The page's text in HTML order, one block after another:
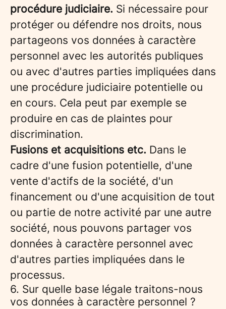
procédure judiciaire. Si nécessaire pour
protéger ou défendre nos droits, nous
partageons vos données à caractère
personnel avec les autorités publiques
ou avec d'autres parties impliquées dans
une procédure judiciaire potentielle ou
en cours. Cela peut par exemple se
produire en cas de plaintes pour
discrimination.
Fusions et acquisitions etc. Dans le
cadre d'une fusion potentielle, d'une
vente d'actifs de la société, d'un
financement ou d'une acquisition de tout
ou partie de notre activité par une autre
société, nous pouvons partager vos
données à caractère personnel avec
d'autres parties impliquées dans le
processus.
6. Sur quelle base légale traitons-nous
vos données à caractère personnel ?